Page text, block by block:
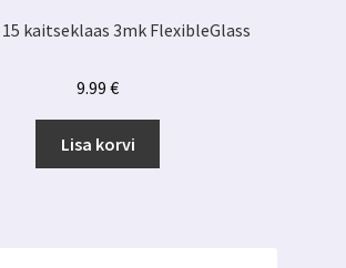
kaitseklaas 3mk FlexibleGlass
9.99 €
Lisa korvi